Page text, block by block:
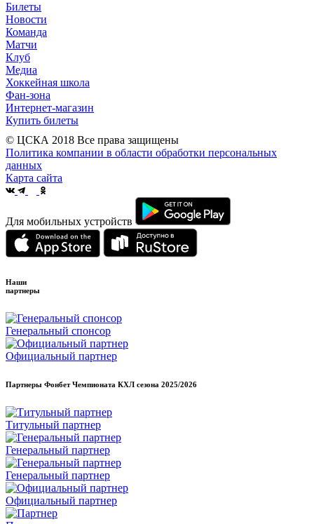
Билеты
Новости
Команда
Матчи
Клуб
Медиа
Хоккейная школа
Фан-зона
Интернет-магазин
Купить билеты
© ЦСКА 2018 Все права защищены
Политика компании в области обработки персональных
данных
Карта сайта
Для мобильных устройств
Наши
партнеры
Генеральный спонсор
Официальный партнер
Партнеры Фонбет Чемпионата КХЛ сезона 2025/2026
Титульный партнер
Генеральный партнер
Генеральный партнер
Официальный партнер